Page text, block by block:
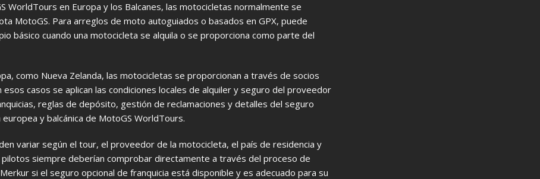
WorldTours en Europa y los Balcanes, las motocicletas normalmente se
MotoGS. Para arreglos de moto autoguiados o basados en GPX, puede
básico cuando una motocicleta se alquila o se proporciona como parte del
como Nueva Zelanda, las motocicletas se proporcionan a través de socios
esos casos se aplican las condiciones locales de alquiler y seguro del proveedor
reglas de depósito, gestión de reclamaciones y detalles del seguro
y balcánica de MotoGS WorldTours.
variar según el tour, el proveedor de la motocicleta, el país de residencia y
siempre deberían comprobar directamente a través del proceso de
si el seguro opcional de franquicia está disponible y es adecuado para su